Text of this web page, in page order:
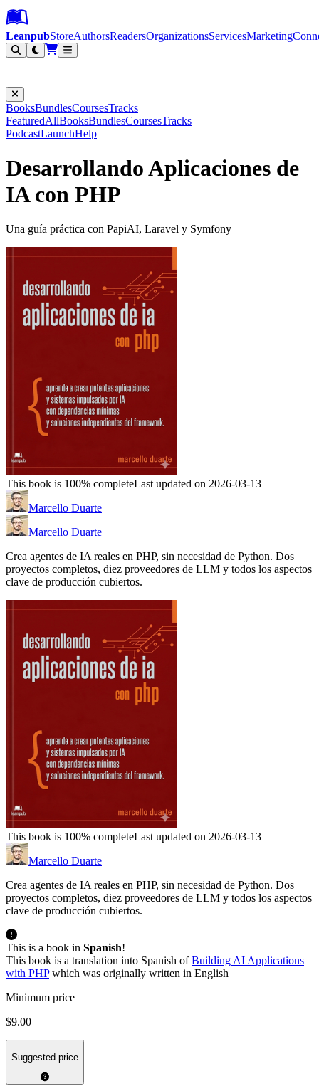
Leanpub Header
Leanpub Navigation
Skip to main content
Go to Leanpub.com
LeanpubStoreAuthorsReadersOrganizationsServicesMarketing
BooksBundlesCoursesTracks
FeaturedAllBooksBundlesCoursesTracks
PodcastLaunchHelp
Desarrollando Aplicaciones de
IA con PHP
Una guía práctica con PapiAI, Laravel y Symfony
This book is 100% completeLast updated on 2026-03-13
Marcello Duarte
Marcello Duarte
Crea agentes de IA reales en PHP, sin necesidad de Python. Dos
proyectos completos, diez proveedores de LLM y todos los aspectos
clave de producción cubiertos.
This book is 100% completeLast updated on 2026-03-13
Marcello Duarte
Crea agentes de IA reales en PHP, sin necesidad de Python. Dos
proyectos completos, diez proveedores de LLM y todos los aspectos
clave de producción cubiertos.
This is a book in Spanish!
This book is a translation into Spanish ofBuilding AI Applications
with PHPwhich was originally written in English
Minimum price
$9.00
Suggested price